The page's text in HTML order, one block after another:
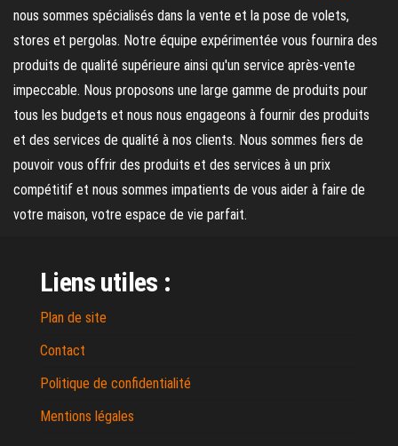
nous sommes spécialisés dans la vente et la pose de volets,
stores et pergolas. Notre équipe expérimentée vous fournira des
produits de qualité supérieure ainsi qu'un service après-vente
impeccable. Nous proposons une large gamme de produits pour
tous les budgets et nous nous engageons à fournir des produits
et des services de qualité à nos clients. Nous sommes fiers de
pouvoir vous offrir des produits et des services à un prix
compétitif et nous sommes impatients de vous aider à faire de
votre maison, votre espace de vie parfait.
Liens utiles :
Plan de site
Contact
Politique de confidentialité
Mentions légales